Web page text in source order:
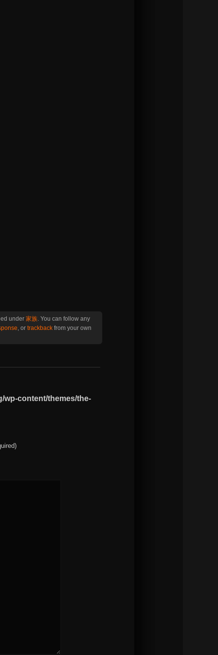
under 家族 . You can follow any
, or trackback from your own
wp-content/themes/the-